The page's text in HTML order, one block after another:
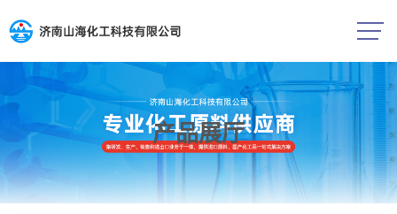
公司首页
产品展厅